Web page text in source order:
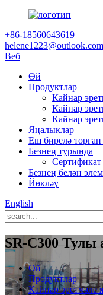
+86-18560643619
helene1223@outlook.com
Веб
Өй
Продуктлар
Кайнар
Кайнар
Кайнар
Яңалыклар
Еш бирелә торган
Безнең турында
Сертификат
Безнең белән
Йөкләү
English
SR-C300 Тулы
Өй
Продуктлар
Кайнар эретмәле